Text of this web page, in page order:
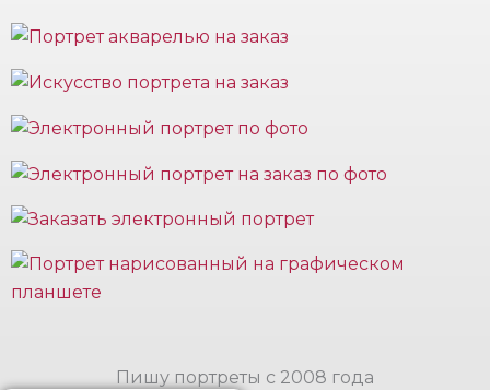
Пишу портреты с 2008 года